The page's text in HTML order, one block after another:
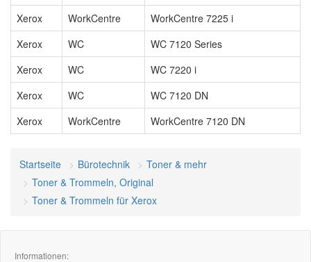
Xerox
WorkCentre
WorkCentre 7225 i
Xerox
WC
WC 7120 Series
Xerox
WC
WC 7220 i
Xerox
WC
WC 7120 DN
Xerox
WorkCentre WorkCentre 7120 DN
Startseite Bürotechnik
Toner & mehr
Toner & Trommeln, Original
Toner & Trommeln für Xerox
Informationen: